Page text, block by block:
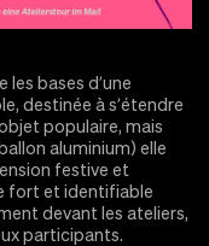
bases d’une
destinée à s’étendre
populaire, mais
aluminium) elle
festive et
fort et identifiable
devant les ateliers,
participants.